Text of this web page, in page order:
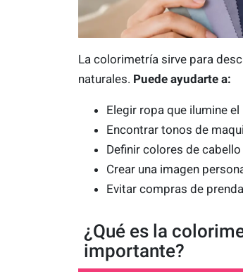
La colorimetría sirve para
naturales. Puede ayudarte a:
Elegir ropa que ilumine
Encontrar tonos de
Definir colores de
Crear una imagen
Evitar compras de
¿Qué es la
importante?